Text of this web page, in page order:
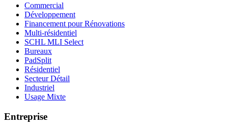
Commercial
Développement
Financement pour Rénovations
Multi-résidentiel
SCHL MLI Select
Bureaux
PadSplit
Résidentiel
Secteur Détail
Industriel
Usage Mixte
Entreprise